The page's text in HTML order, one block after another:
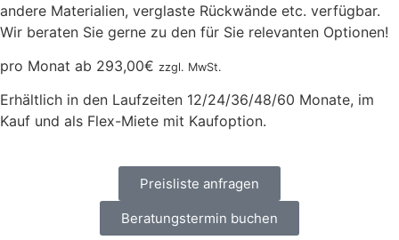
andere Materialien, verglaste Rückwände etc. verfügbar.
Wir beraten Sie gerne zu den für Sie relevanten Optionen!
pro Monat ab 293,00€ zzgl. MwSt.
Erhältlich in den Laufzeiten 12/24/36/48/60 Monate, im
Kauf und als Flex-Miete mit Kaufoption.
Preisliste anfragen
Beratungstermin buchen